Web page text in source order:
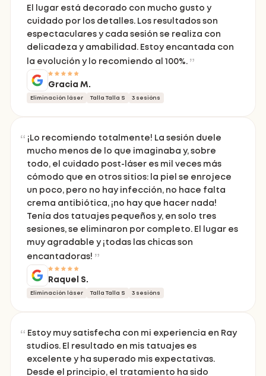
El lugar está decorado con mucho gusto y
cuidado por los detalles. Los resultados son
espectaculares y cada sesión se realiza con
delicadeza y amabilidad. Estoy encantada con
la evolución y lo recomiendo al 100%.
Gracia M.
Eliminación láser Talla Talla S 3 sesións
¡Lo recomiendo totalmente! La sesión duele
mucho menos de lo que imaginaba y, sobre
todo, el cuidado post-láser es mil veces más
cómodo que en otros sitios: la piel se enrojece
un poco, pero no hay infección, no hace falta
crema antibiótica, ¡no hay que hacer nada!
Tenía dos tatuajes pequeños y, en solo tres
sesiones, se eliminaron por completo. El lugar es
muy agradable y ¡todas las chicas son
encantadoras!
Raquel S.
Eliminación láser Talla Talla S 3 sesións
Estoy muy satisfecha con mi experiencia en Ray
studios. El resultado en mis tatuajes es
excelente y ha superado mis expectativas.
Desde el principio, el tratamiento ha sido